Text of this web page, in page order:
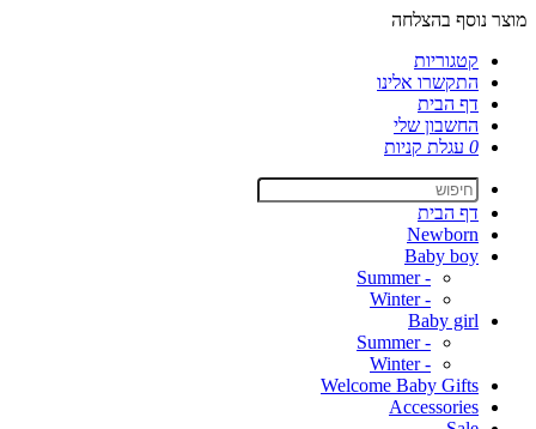
מוצר נוסף בהצלחה
קטגוריות
התקשרו אלינו
דף הבית
החשבון שלי
0 עגלת קניות
דף הבית
Newborn
Baby boy
- Summer
- Winter
Baby girl
- Summer
- Winter
Welcome Baby Gifts
Accessories